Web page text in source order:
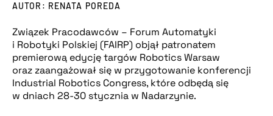
AUTOR: RENATA POREDA
Związek Pracodawców – Forum Automatyki
i Robotyki Polskiej (FAIRP) objął patronatem
premierową edycję targów Robotics Warsaw
oraz zaangażował się w przygotowanie konferencji
Industrial Robotics Congress, które odbędą się
w dniach 28-30 stycznia w Nadarzynie.